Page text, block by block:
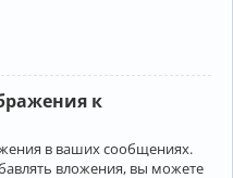
к
в ваших сообщениях.
вложения, вы можете